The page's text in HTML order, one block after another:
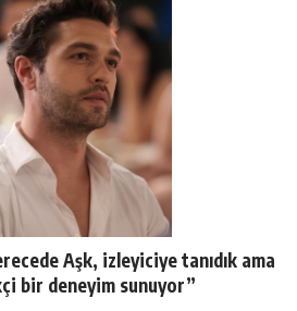
Aşk, izleyiciye tanıdık ama
bir deneyim sunuyor”